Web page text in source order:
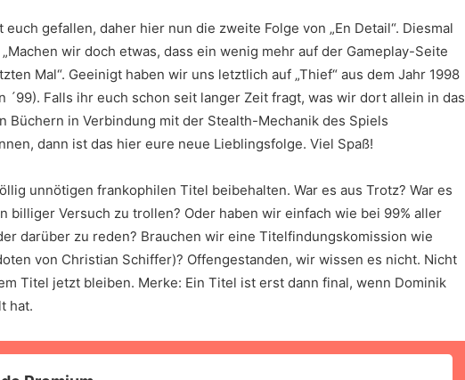
gefallen, daher hier nun die zweite Folge von „En Detail“. Diesmal
wir doch etwas, dass ein wenig mehr auf der Gameplay-Seite
Mal“. Geeinigt haben wir uns letztlich auf „Thief“ aus dem Jahr 1998
´99). Falls ihr euch schon seit langer Zeit fragt, was wir dort allein in das
Büchern in Verbindung mit der Stealth-Mechanik des Spiels
dann ist das hier eure neue Lieblingsfolge. Viel Spaß!
unnötigen frankophilen Titel beibehalten. War es aus Trotz? War es
billiger Versuch zu trollen? Oder haben wir einfach wie bei 99% aller
darüber zu reden? Brauchen wir eine Titelfindungskomission wie
von Christian Schiffer)? Offengestanden, wir wissen es nicht. Nicht
Titel jetzt bleiben. Merke: Ein Titel ist erst dann final, wenn Dominik
hat.